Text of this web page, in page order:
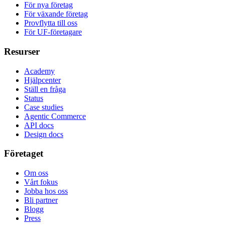
För nya företag
För växande företag
Provflytta till oss
För UF-företagare
Resurser
Academy
Hjälpcenter
Ställ en fråga
Status
Case studies
Agentic Commerce
API docs
Design docs
Företaget
Om oss
Vårt fokus
Jobba hos oss
Bli partner
Blogg
Press